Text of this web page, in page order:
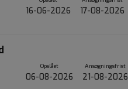
16-06-2026 17-08-2026
Opslået
06-08-2026
Ansøgningsfrist
21-08-2026